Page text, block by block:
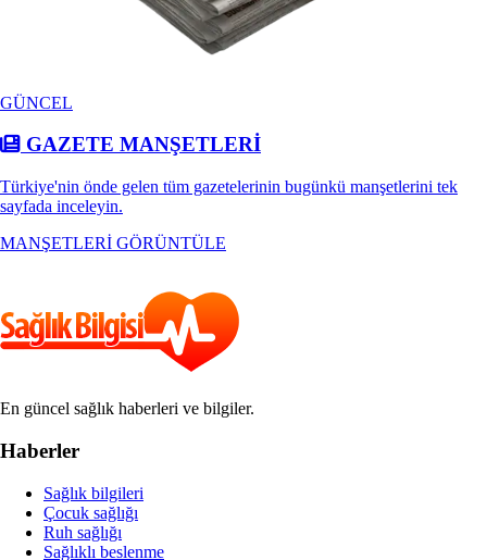
GÜNCEL
GAZETE MANŞETLERİ
Türkiye'nin önde gelen tüm gazetelerinin bugünkü manşetlerini tek
sayfada inceleyin.
MANŞETLERİ GÖRÜNTÜLE
En güncel sağlık haberleri ve bilgiler.
Haberler
Sağlık bilgileri
Çocuk sağlığı
Ruh sağlığı
Sağlıklı beslenme